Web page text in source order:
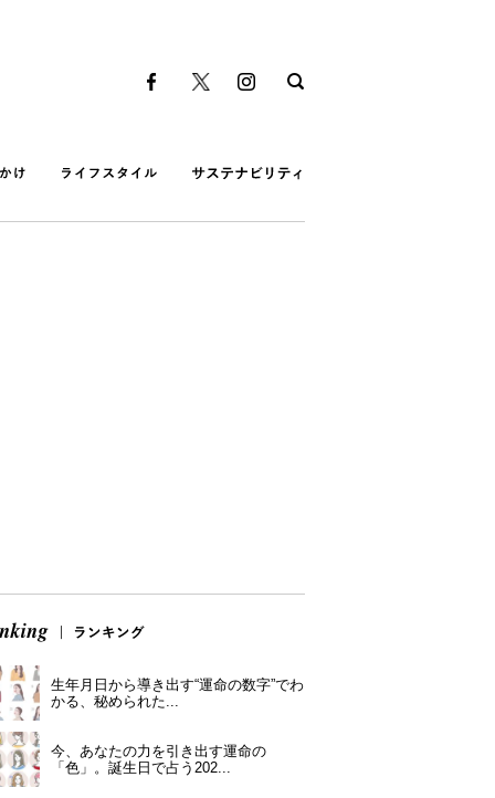
生年月日から導き出す“運命の数字”でわ
かる、秘められた...
今、あなたの力を引き出す運命の
「色」。誕生日で占う202...